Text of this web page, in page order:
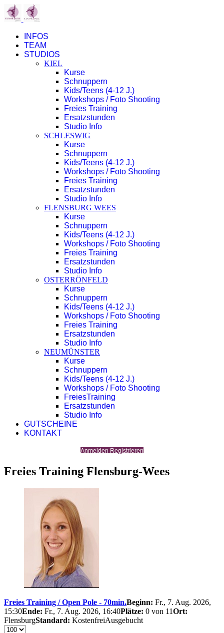
INFOS
TEAM
STUDIOS
KIEL
Kurse
Schnuppern
Kids/Teens (4-12 J.)
Workshops / Foto Shooting
Freies Training
Ersatzstunden
Studio Info
SCHLESWIG
Kurse
Schnuppern
Kids/Teens (4-12 J.)
Workshops / Foto Shooting
Freies Training
Ersatzstunden
Studio Info
FLENSBURG WEES
Kurse
Schnuppern
Kids/Teens (4-12 J.)
Workshops / Foto Shooting
Freies Training
Ersatzstunden
Studio Info
OSTERRÖNFELD
Kurse
Schnuppern
Kids/Teens (4-12 J.)
Workshops / Foto Shooting
Freies Training
Ersatzstunden
Studio Info
NEUMÜNSTER
Kurse
Schnuppern
Kids/Teens (4-12 J.)
Workshops / Foto Shooting
FreiesTraining
Ersatzstunden
Studio Info
GUTSCHEINE
KONTAKT
Anmelden Registrieren
Freies Training Flensburg-Wees
Freies Training / Open Pole - 70min.Beginn: Fr., 7. Aug. 2026,
15:30Ende: Fr., 7. Aug. 2026, 16:40Plätze: 0 von 11Ort:
FlensburgStandard: KostenfreiAusgebucht